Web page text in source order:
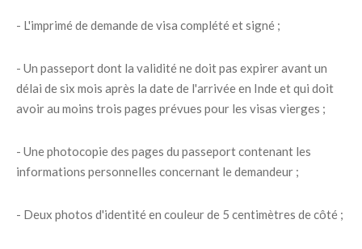
- L'imprimé de demande de visa complété et signé ;
- Un passeport dont la validité ne doit pas expirer avant un
délai de six mois après la date de l'arrivée en Inde et qui doit
avoir au moins trois pages prévues pour les visas vierges ;
- Une photocopie des pages du passeport contenant les
informations personnelles concernant le demandeur ;
- Deux photos d'identité en couleur de 5 centimètres de côté ;